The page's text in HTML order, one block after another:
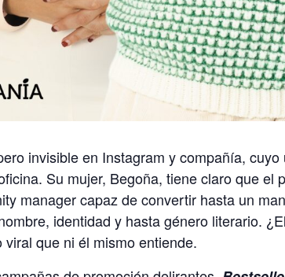
invisible en Instagram y compañía,
Su mujer, Begoña, tiene claro que el
manager capaz de convertir hasta un
identidad y hasta género literario.
que ni él mismo entiende.